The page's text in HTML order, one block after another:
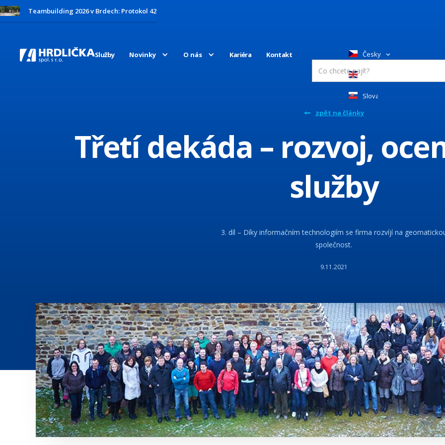
Teambuilding 2026 v Brdech: Protokol 42
Služby Novinky O nás Kariéra Kontakt Česky
English
Slovakia
zpět na články
Třetí dekáda – rozvoj,
služby
3. díl – Díky informačním technologiím se firma rozvíjí na
společnost.
9.11.2021